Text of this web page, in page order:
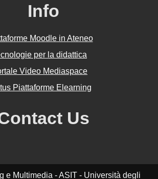
Info
Moodle in Ateneo
per la didattica
Video Mediaspace
Piattaforme Elearning
Us
e Multimedia - ASIT - Università degli